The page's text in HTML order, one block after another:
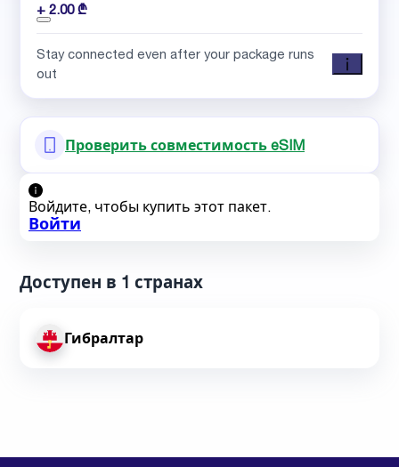
+ 2.00 ₾
Stay connected even after your package runs
out
Проверить совместимость eSIM
Войдите, чтобы купить этот пакет.
Войти
Доступен в 1 странах
Гибралтар